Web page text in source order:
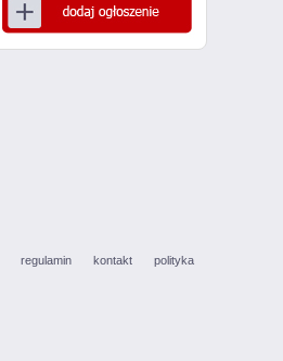
regulamin kontakt polityka